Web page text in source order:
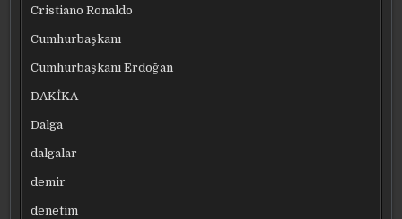
Cristiano Ronaldo
Cumhurbaşkanı
Cumhurbaşkanı Erdoğan
DAKİKA
Dalga
dalgalar
demir
denetim